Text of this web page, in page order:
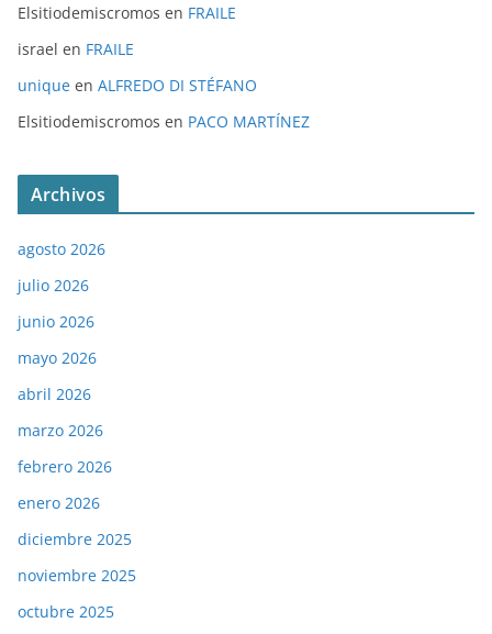
Elsitiodemiscromos en FRAILE
israel en FRAILE
unique en ALFREDO DI STÉFANO
Elsitiodemiscromos en PACO MARTÍNEZ
Archivos
agosto 2026
julio 2026
junio 2026
mayo 2026
abril 2026
marzo 2026
febrero 2026
enero 2026
diciembre 2025
noviembre 2025
octubre 2025